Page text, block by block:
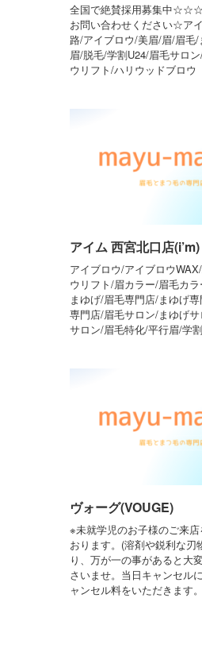
全国で絶賛採用募集中
お問い合わせください☆ア
路/アイブロウ/美眉/眉/眉毛
眉/脱毛/学割U24/眉毛サロ
ウリフト/ハリウッドブロウ
アイム 西宮北口店(i’m)
アイブロウ/アイブロウ
ウリフト/眉カラー/眉毛カ
まゆげ/眉毛専門店/まゆげ
専門店/眉毛サロン/まゆげ
サロン/眉毛特化/平行眉/学
ヴォーグ(VOUGE)
※未就学児のお子様のご来
おります。(溶剤や鋭利な刃
り、万が一の事があると大
さいませ。当日キャンセル
ャンセル料をいただきます。